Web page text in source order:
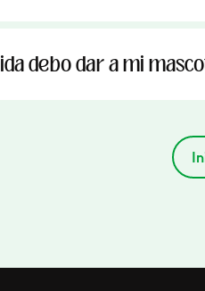
debo dar a mi